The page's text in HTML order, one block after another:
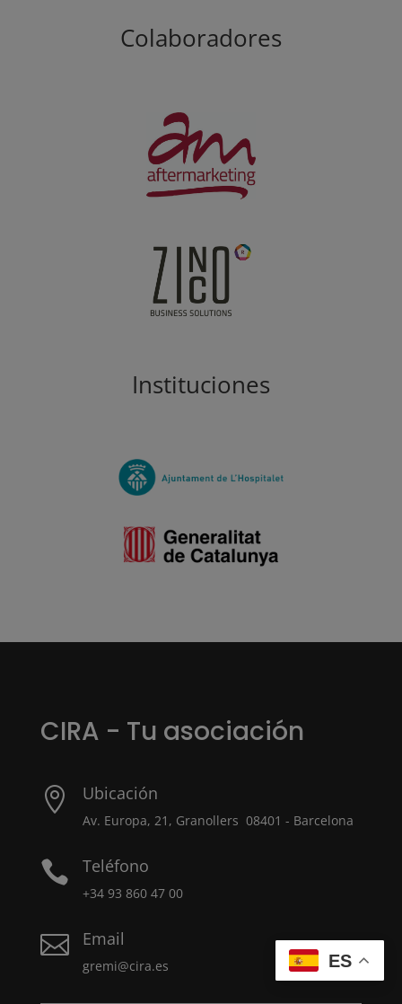
Colaboradores
Instituciones
CIRA - Tu asociación
 Ubicación
Av. Europa, 21, Granollers 08401 - Barcelona
 Teléfono
+34 93 860 47 00
 Email
gremi@cira.es ES